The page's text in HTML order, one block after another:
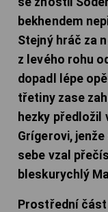
bekhendem
Stejný hráč za
z levého rohu
dopadl lépe
třetiny zase
hezky předložil
Grígerovi,
sebe vzal
bleskurychlý
Prostřední